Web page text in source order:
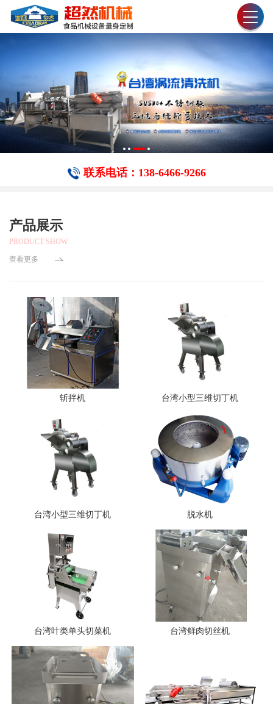
联系电话：138-6466-​9266
产品展示
PRODUCT SHOW
查看更多
斩拌机 台湾小型三维切丁机
台湾小型三维切丁机 脱水机
台湾叶类单头切菜机 台湾鲜肉切丝机